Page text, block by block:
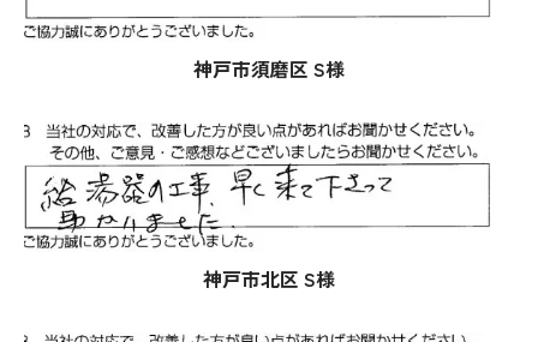
神戸市須磨区 S様
神戸市北区 S様